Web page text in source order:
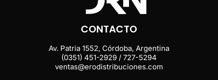
CONTACTO
Av. Patria 1552, Córdoba, Argentina
(0351) 451-2929 / 727-5294
ventas@erodistribuciones.com